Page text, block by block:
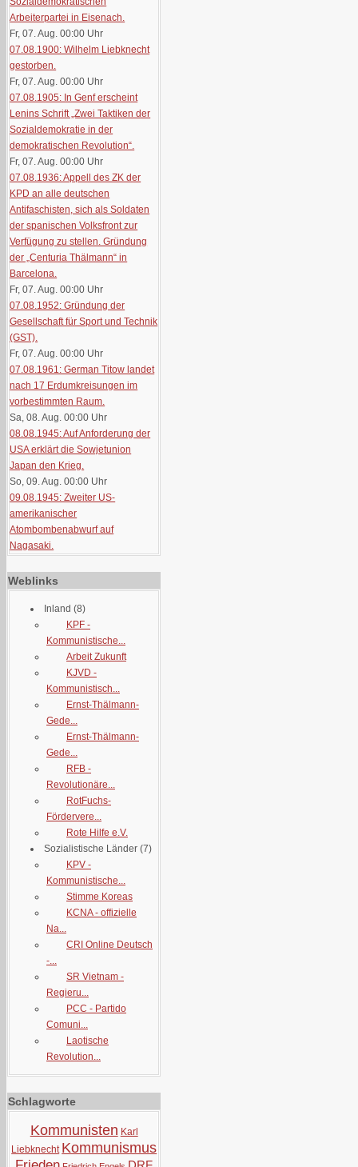
Arbeiterpartei in Eisenach.
Fr, 07. Aug. 00:00 Uhr
07.08.1900: Wilhelm Liebknecht
gestorben.
Fr, 07. Aug. 00:00 Uhr
07.08.1905: In Genf erscheint
Lenins Schrift „Zwei Taktiken der
Sozialdemokratie in der
demokratischen Revolution“.
Fr, 07. Aug. 00:00 Uhr
07.08.1936: Appell des ZK der
KPD an alle deutschen
Antifaschisten, sich als Soldaten
der spanischen Volksfront zur
Verfügung zu stellen. Gründung
der „Centuria Thälmann“ in
Barcelona.
Fr, 07. Aug. 00:00 Uhr
07.08.1952: Gründung der
Gesellschaft für Sport und Technik
(GST).
Fr, 07. Aug. 00:00 Uhr
07.08.1961: German Titow landet
nach 17 Erdumkreisungen im
vorbestimmten Raum.
Sa, 08. Aug. 00:00 Uhr
08.08.1945: Auf Anforderung der
USA erklärt die Sowjetunion
Japan den Krieg.
So, 09. Aug. 00:00 Uhr
09.08.1945: Zweiter US-
amerikanischer
Atombombenabwurf auf
Nagasaki.
Weblinks
Inland (8)
KPF -
Kommunistische...
Arbeit Zukunft
KJVD -
Kommunistisch...
Ernst-Thälmann-
Gede...
Ernst-Thälmann-
Gede...
RFB -
Revolutionäre...
RotFuchs-
Fördervere...
Rote Hilfe e.V.
Sozialistische Länder (7)
KPV -
Kommunistische...
Stimme Koreas
KCNA - offizielle
Na...
CRI Online Deutsch
-...
SR Vietnam -
Regieru...
PCC - Partido
Comuni...
Laotische
Revolution...
Schlagworte
Kommunisten Karl
Liebknecht Kommunismus